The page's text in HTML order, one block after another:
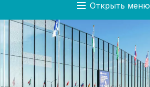
Открыть меню